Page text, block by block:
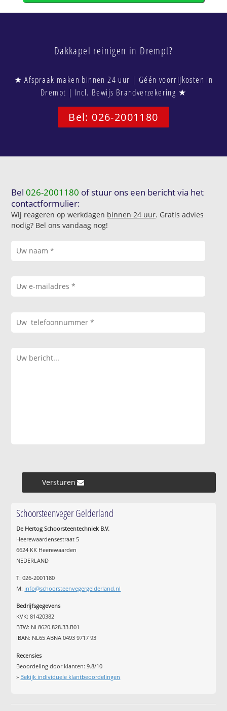
Dakkapel reinigen in Drempt?
★ Afspraak maken binnen 24 uur | Géén voorrijkosten in
Drempt | Incl. Bewijs Brandverzekering ★
Bel: 026-2001180
Bel026-2001180 of stuur ons een bericht via het
contactformulier:
Wij reageren op werkdagen binnen 24 uur. Gratis advies
nodig? Bel ons vandaag nog!
Versturen »
Schoorsteenveger Gelderland
De Hertog Schoorsteentechniek B.V.
Heerewaardensestraat 5
6624 KK Heerewaarden
NEDERLAND
T: 026-2001180
M: info@schoorsteenvegergelderland.nl
Bedrijfsgegevens
KVK: 81420382
BTW: NL8620.828.33.B01
IBAN: NL65 ABNA 0493 9717 93
Recensies
Beoordeling door klanten:9.8/10
» Bekijk individuele klantbeoordelingen